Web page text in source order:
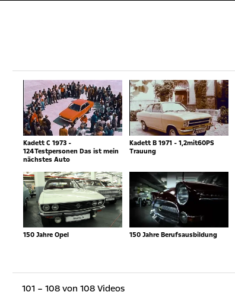
Kadett C 1973 -
124Testpersonen Das ist mein
nächstes Auto
Kadett B 1971 - 1,2mit60PS
Trauung
150 Jahre Opel 150 Jahre Berufsausbildung
101 – 108 von 108 Videos